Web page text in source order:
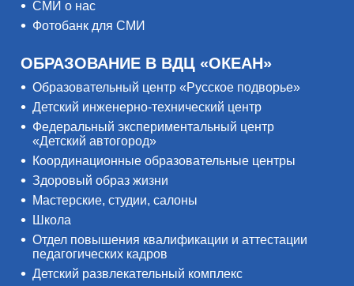
СМИ о нас
Фотобанк для СМИ
ОБРАЗОВАНИЕ В ВДЦ «ОКЕАН»
Образовательный центр «Русское подворье»
Детский инженерно-технический центр
Федеральный экспериментальный центр
«Детский автогород»
Координационные образовательные центры
Здоровый образ жизни
Мастерские, студии, салоны
Школа
Отдел повышения квалификации и аттестации
педагогических кадров
Детский развлекательный комплекс